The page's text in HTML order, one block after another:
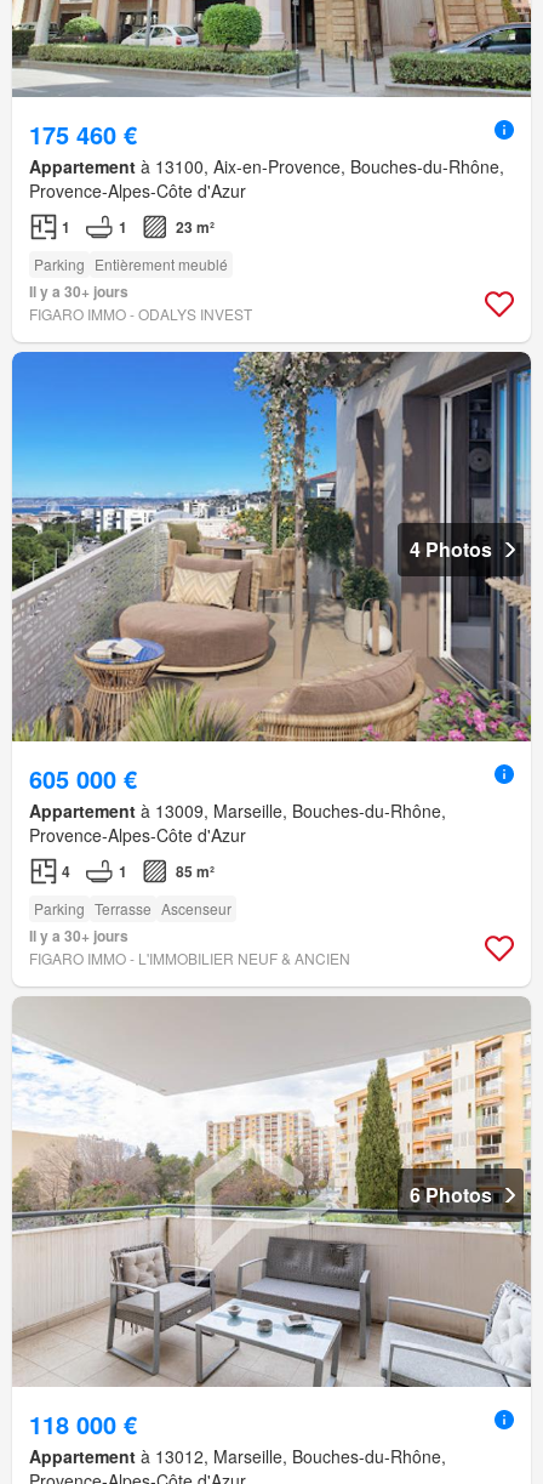
175 460 €
Appartement à 13100, Aix-en-Provence, Bouches-du-Rhône,
Provence-Alpes-Côte d'Azur
1 1 23 m²
Parking Entièrement meublé
Il y a 30+ jours
FIGARO IMMO - ODALYS INVEST
4 Photos
605 000 €
Appartement à 13009, Marseille, Bouches-du-Rhône,
Provence-Alpes-Côte d'Azur
4 1 85 m²
Parking Terrasse Ascenseur
Il y a 30+ jours
FIGARO IMMO - L'IMMOBILIER NEUF & ANCIEN
6 Photos
118 000 €
Appartement à 13012, Marseille, Bouches-du-Rhône,